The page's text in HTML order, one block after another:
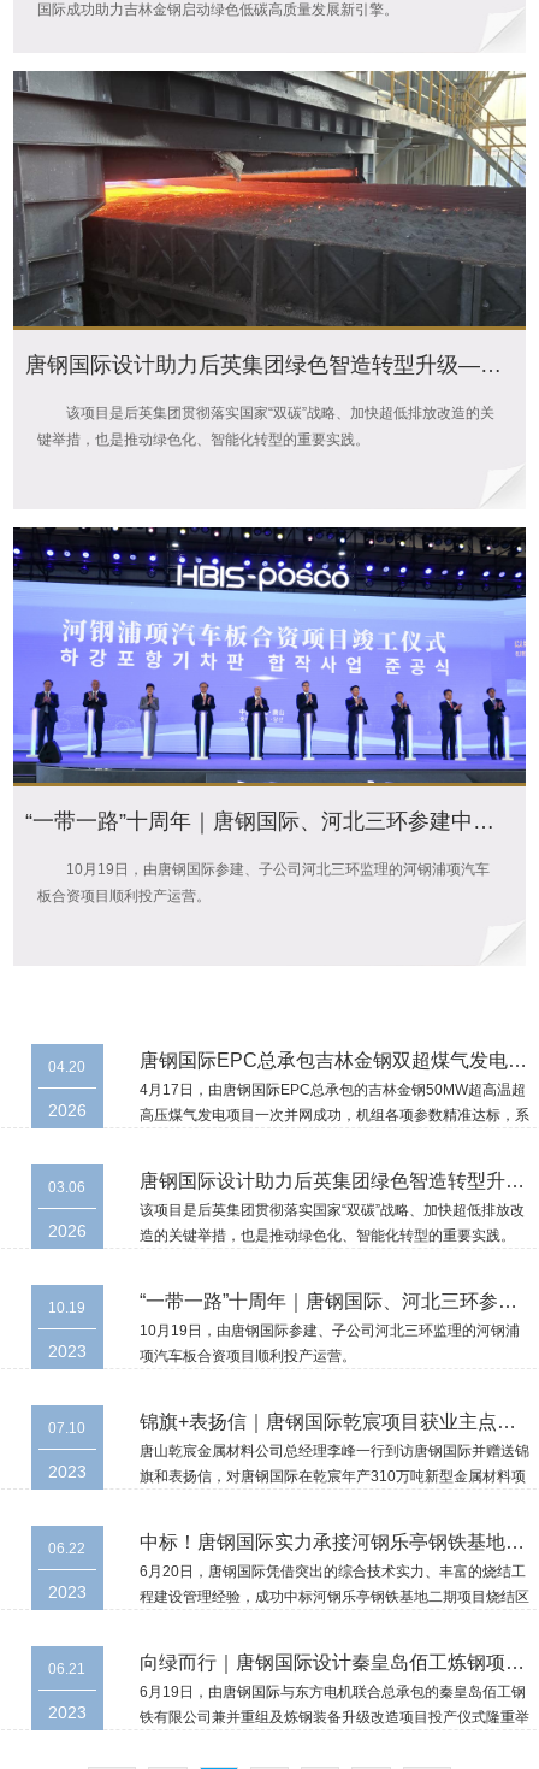
国际成功助力吉林金钢启动绿色低碳高质量发展新引擎。
唐钢国际设计助力后英集团绿色智造转型升级——后英海城钢铁新建烧结项目热试成功
该项目是后英集团贯彻落实国家“双碳”战略、加快超低排放改造的关
键举措，也是推动绿色化、智能化转型的重要实践。
“一带一路”十周年｜唐钢国际、河北三环参建中外合资项目投产
10月19日，由唐钢国际参建、子公司河北三环监理的河钢浦项汽车
板合资项目顺利投产运营。
04.20
2026
唐钢国际EPC总承包吉林金钢双超煤气发电项目一次并网成功
4月17日，由唐钢国际EPC总承包的吉林金钢50MW超高温超
高压煤气发电项目一次并网成功，机组各项参数精准达标，系
03.06
2026
唐钢国际设计助力后英集团绿色智造转型升级——后英海城钢铁新建烧结项目热试成功
该项目是后英集团贯彻落实国家“双碳”战略、加快超低排放改
造的关键举措，也是推动绿色化、智能化转型的重要实践。
10.19
2023
“一带一路”十周年｜唐钢国际、河北三环参建中外合资项目投产
10月19日，由唐钢国际参建、子公司河北三环监理的河钢浦
项汽车板合资项目顺利投产运营。
07.10
2023
锦旗+表扬信｜唐钢国际乾宸项目获业主点赞！
唐山乾宸金属材料公司总经理李峰一行到访唐钢国际并赠送锦
旗和表扬信，对唐钢国际在乾宸年产310万吨新型金属材料项
06.22
2023
中标！唐钢国际实力承接河钢乐亭钢铁基地二期烧结区域EPC总承包工程
6月20日，唐钢国际凭借突出的综合技术实力、丰富的烧结工
程建设管理经验，成功中标河钢乐亭钢铁基地二期项目烧结区
06.21
2023
向绿而行｜唐钢国际设计秦皇岛佰工炼钢项目举行投产仪式
6月19日，由唐钢国际与东方电机联合总承包的秦皇岛佰工钢
铁有限公司兼并重组及炼钢装备升级改造项目投产仪式隆重举